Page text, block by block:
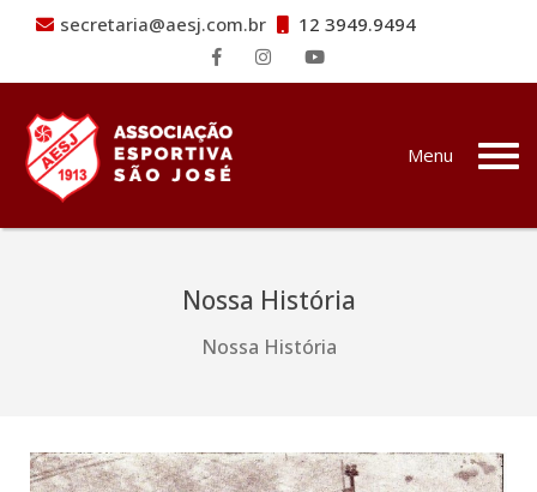
Pular para o conteúdo
secretaria@aesj.com.br 12 3949.9494
Menu
Nossa História
Nossa História